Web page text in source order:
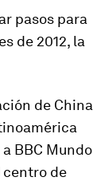
pasos para
de 2012, la
de China
BBC Mundo
centro de